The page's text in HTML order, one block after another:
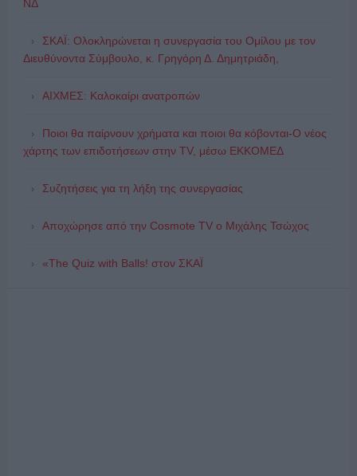
ΝΔ
ΣΚΑΪ: Ολοκληρώνεται η συνεργασία του Ομίλου με τον
Διευθύνοντα Σύμβουλο, κ. Γρηγόρη Δ. Δημητριάδη,
ΑΙΧΜΕΣ: Καλοκαίρι ανατροπών
Ποιοι θα παίρνουν χρήματα και ποιοι θα κόβονται-Ο νέος
χάρτης των επιδοτήσεων στην TV, μέσω ΕΚΚΟΜΕΔ
Συζητήσεις για τη λήξη της συνεργασίας
Αποχώρησε από την Cosmote TV o Μιχάλης Τσώχος
«The Quiz with Balls! στον ΣΚΑΪ